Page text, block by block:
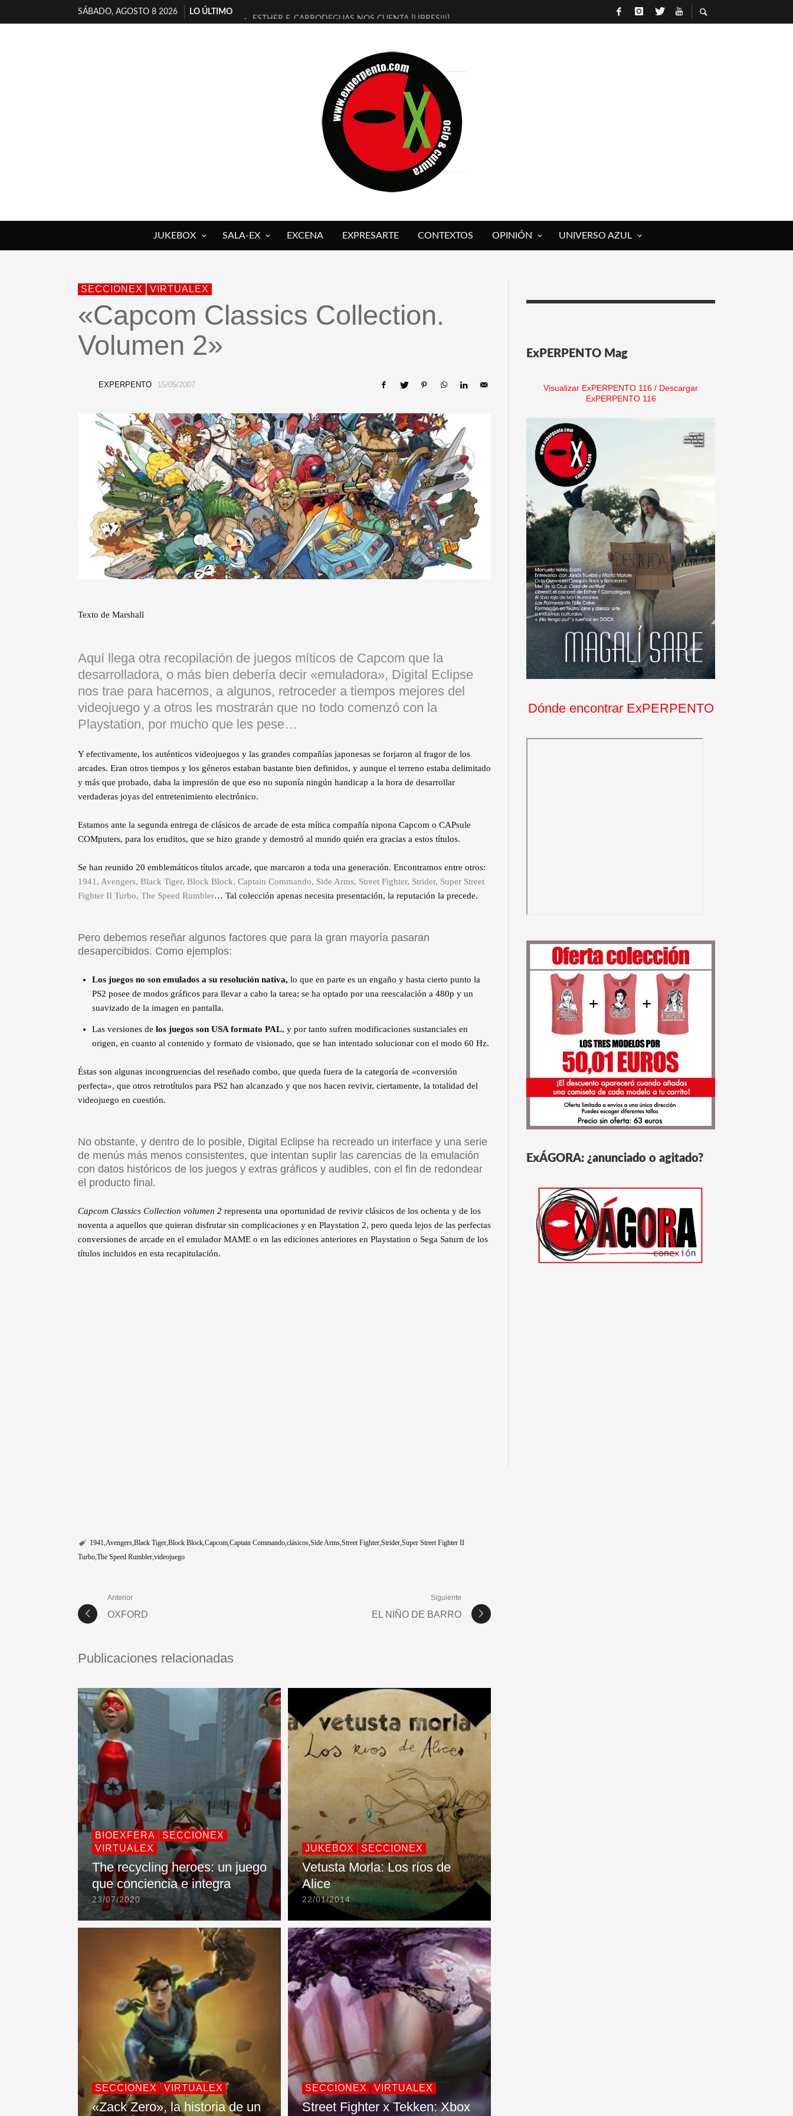
SÁBADO, AGOSTO 8 2026
LO ÚLTIMO
ESTHER F. CARRODEGUAS NOS CUENTA [LIBRES!!!]
[ELECTRA JONDA] DE JUAN GUERRERO ZAMORA
TIMBRE 4, LA ESCUELA DEL DIRECTOR TEATRAL CLAUDIO TOLCACHIR
30 AÑOS (NO ES NADA) DE LA KATARSIS DEL TOMATAZO
MILITARES JUDÍAS EN #EXVITA
D’BALDOMEROS REINVENTAN [BITÁCORA 3.0] EN EXVITA
MARSHALL FLASH PRESENTA EN EXVITA [RELATIVA SENCILLEZ]
JOFRE BARDAGÍ EN EXVITA INTERPRETANDO A SERRAT
JUKEBOX SALA-EX EXCENA EXPRESARTE CONTEXTOS OPINIÓN UNIVERSO AZUL
SECCIONEX VIRTUALEX
«Capcom Classics Collection.
Volumen 2»
EXPERPENTO 15/05/2007
Texto de Marshall
Aquí llega otra recopilación de juegos míticos de Capcom que la
desarrolladora, o más bien debería decir «emuladora», Digital Eclipse
nos trae para hacernos, a algunos, retroceder a tiempos mejores del
videojuego y a otros les mostrarán que no todo comenzó con la
Playstation, por mucho que les pese…
Y efectivamente, los auténticos videojuegos y las grandes compañías japonesas se forjaron al fragor de los
arcades. Eran otros tiempos y los géneros estaban bastante bien definidos, y aunque el terreno estaba delimitado
y más que probado, daba la impresión de que eso no suponía ningún handicap a la hora de desarrollar
verdaderas joyas del entretenimiento electrónico.
Estamos ante la segunda entrega de clásicos de arcade de esta mítica compañía nipona Capcom o CAPsule
COMputers, para los eruditos, que se hizo grande y demostró al mundo quién era gracias a estos títulos.
Se han reunido 20 emblemáticos títulos arcade, que marcaron a toda una generación. Encontramos entre otros:
1941, Avengers, Black Tiger, Block Block, Captain Commando, Side Arms, Street Fighter, Strider, Super Street
Fighter II Turbo, The Speed Rumbler… Tal colección apenas necesita presentación, la reputación la precede.
Pero debemos reseñar algunos factores que para la gran mayoría pasaran
desapercibidos. Como ejemplos:
Los juegos no son emulados a su resolución nativa, lo que en parte es un engaño y hasta cierto punto la
PS2 posee de modos gráficos para llevar a cabo la tarea; se ha optado por una reescalación a 480p y un
suavizado de la imagen en pantalla.
Las versiones de los juegos son USA formato PAL, y por tanto sufren modificaciones sustanciales en
origen, en cuanto al contenido y formato de visionado, que se han intentado solucionar con el modo 60 Hz.
Éstas son algunas incongruencias del reseñado combo, que queda fuera de la categoría de «conversión
perfecta», que otros retrotítulos para PS2 han alcanzado y que nos hacen revivir, ciertamente, la totalidad del
videojuego en cuestión.
No obstante, y dentro de lo posible, Digital Eclipse ha recreado un interface y una serie
de menús más menos consistentes, que intentan suplir las carencias de la emulación
con datos históricos de los juegos y extras gráficos y audibles, con el fin de redondear
el producto final.
Capcom Classics Collection volumen 2 representa una oportunidad de revivir clásicos de los ochenta y de los
noventa a aquellos que quieran disfrutar sin complicaciones y en Playstation 2, pero queda lejos de las perfectas
conversiones de arcade en el emulador MAME o en las ediciones anteriores en Playstation o Sega Saturn de los
títulos incluidos en esta recapitulación.
1941 Avengers Black Tiger Block Block Capcom Captain Commando clásicos Side Arms Street Fighter Strider Super Street Fighter II
Turbo The Speed Rumbler videojuego
Anterior
OXFORD
Siguiente
EL NIÑO DE BARRO
Publicaciones relacionadas
BIOEXFERA
SECCIONEX
VIRTUALEX
The recycling heroes: un juego
que conciencia e integra
23/07/2020
JUKEBOX SECCIONEX
Vetusta Morla: Los ríos de
Alice
22/01/2014
SECCIONEX VIRTUALEX
«Zack Zero», la historia de un
SECCIONEX VIRTUALEX
Street Fighter x Tekken: Xbox
ExPERPENTO Mag
Visualizar ExPERPENTO 116 / Descargar
ExPERPENTO 116
Dónde encontrar ExPERPENTO
ExÁGORA: ¿anunciado o agitado?